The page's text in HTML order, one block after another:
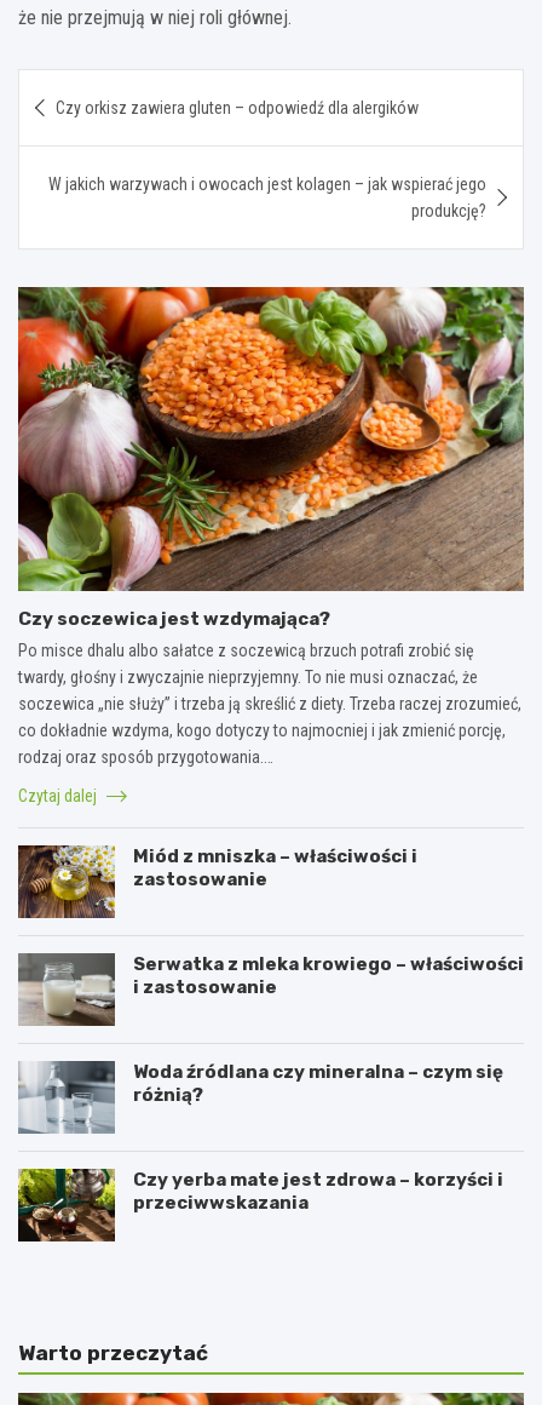
że nie przejmują w niej roli głównej.
wpisu
Czy orkisz zawiera gluten – odpowiedź dla alergików
W jakich warzywach i owocach jest kolagen – jak wspierać jego
produkcję?
Czy soczewica jest wzdymająca?
Po misce dhalu albo sałatce z soczewicą brzuch potrafi zrobić się
twardy, głośny i zwyczajnie nieprzyjemny. To nie musi oznaczać, że
soczewica „nie służy” i trzeba ją skreślić z diety. Trzeba raczej zrozumieć,
co dokładnie wzdyma, kogo dotyczy to najmocniej i jak zmienić porcję,
rodzaj oraz sposób przygotowania.…
Czytaj dalej
Miód z mniszka – właściwości i
zastosowanie
Serwatka z mleka krowiego – właściwości
i zastosowanie
Woda źródlana czy mineralna – czym się
różnią?
Czy yerba mate jest zdrowa – korzyści i
przeciwwskazania
P
i
s
n
C
r
z
y
Warto przeczytać